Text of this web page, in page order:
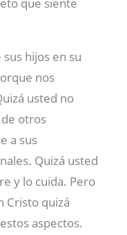
que siente
hijos en su
nos
usted no
otros
a sus
Quizá usted
y lo cuida. Pero
Cristo quizá
aspectos.